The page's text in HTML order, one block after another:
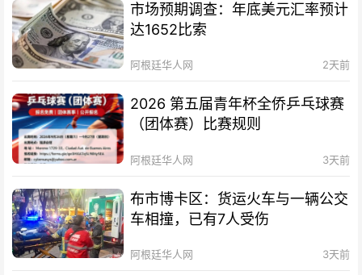
市场预期调查：年底美元汇率预计
达1652比索
阿根廷华人网 2天前
2026 第五届青年杯全侨乒乓球赛
（团体赛）比赛规则
阿根廷华人网 3天前
布市博卡区：货运火车与一辆公交
车相撞，已有7人受伤
阿根廷华人网 3天前